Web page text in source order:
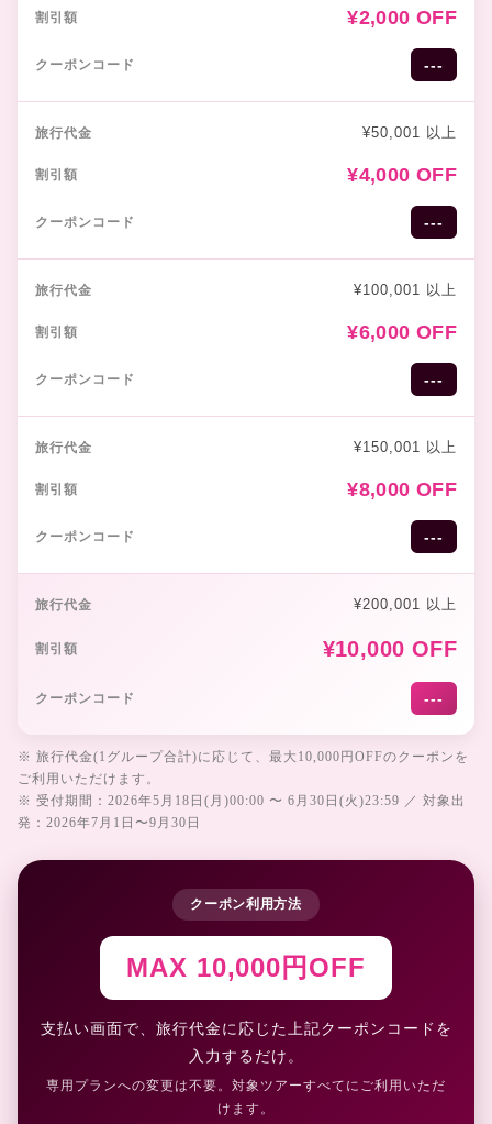
¥2,000 OFF
---
¥50,001 以上
¥4,000 OFF
---
¥100,001 以上
¥6,000 OFF
---
¥150,001 以上
¥8,000 OFF
---
¥200,001 以上
¥10,000 OFF
---
※ 旅行代金(1グループ合計)に応じて、最大10,000円OFFのクーポンを
ご利用いただけます。
※ 受付期間：2026年5月18日(月)00:00 〜 6月30日(火)23:59 ／ 対象出
発：2026年7月1日〜9月30日
クーポン利用方法
MAX 10,000円OFF
支払い画面で、旅行代金に応じた上記クーポンコードを
入力するだけ。
専用プランへの変更は不要。対象ツアーすべてにご利用いただ
けます。